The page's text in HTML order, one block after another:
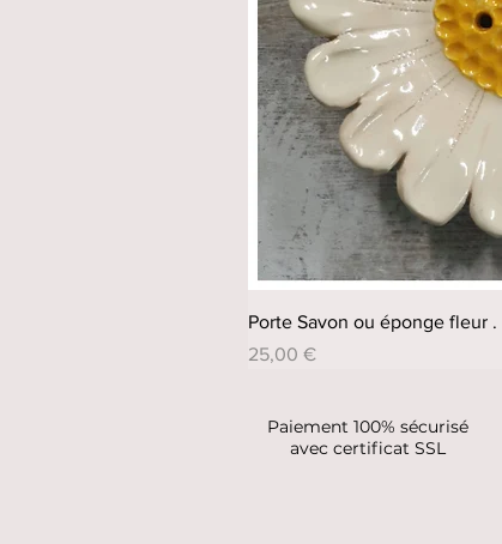
Porte Savon ou éponge fleur .
Prix
25,00 €
Paiement 100% sécurisé
avec certificat SSL